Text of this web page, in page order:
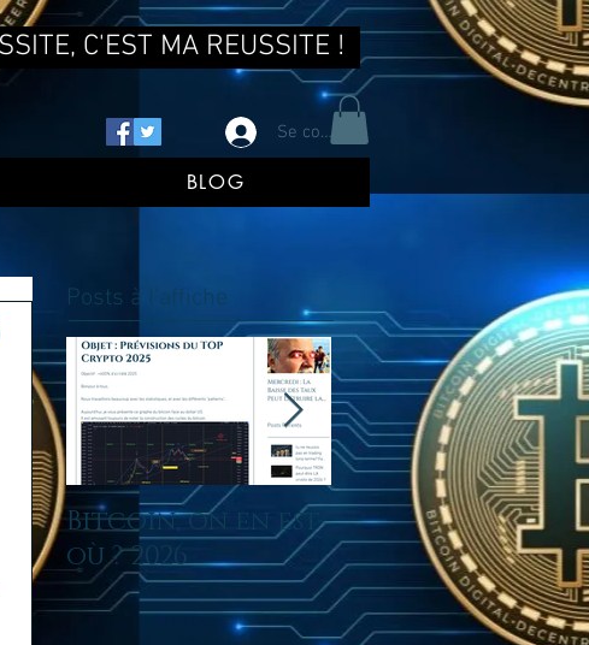
C'EST MA REUSSITE !
Se connecter
BLOG
Posts à l'affiche
Bitcoin, on en est
où ? 2026
tu ne reussis pas
en trading long
terme? Fais tu du
DCA?